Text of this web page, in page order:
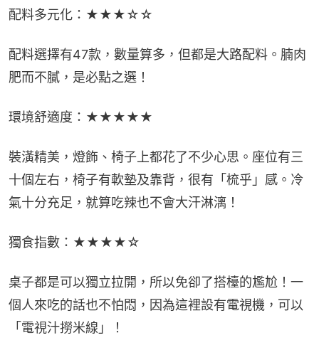
配料多元化：★★★☆☆
配料選擇有47款，數量算多，但都是大路配料。腩肉
肥而不膩，是必點之選！
環境舒適度：★★★★★
裝潢精美，燈飾、椅子上都花了不少心思。座位有三
十個左右，椅子有軟墊及靠背，很有「梳乎」感。冷
氣十分充足，就算吃辣也不會大汗淋漓！
獨食指數：★★★★☆
桌子都是可以獨立拉開，所以免卻了搭檯的尷尬！一
個人來吃的話也不怕悶，因為這裡設有電視機，可以
「電視汁撈米線」！